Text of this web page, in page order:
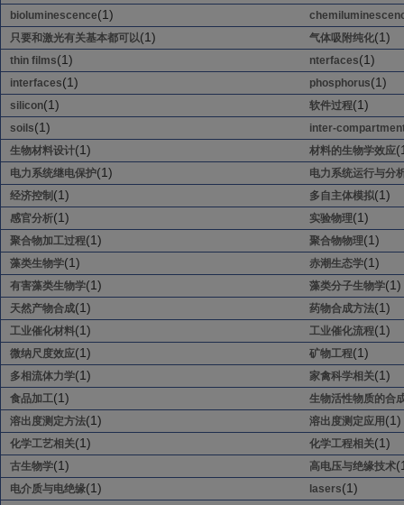
bioluminescence(1)
只要和激光有关基本都可以(1) 气体吸附纯化(1)
thin films(1) nterfaces(1)
interfaces(1) phosphorus(1)
silicon(1) 软件过程(1)
soils(1)
inter-
生物材料设计(1) 材料的生物学效应
电力系统继电保护(1)
电力系统运行与分
经济控制 (1) 多自主体模拟(1)
感官分析(1) 实验物理(1)
聚合物加工过程(1) 聚合物物理(1)
藻类生物学(1) 赤潮生态学(1)
有害藻类生物学(1) 藻类分子生物学(1)
天然产物合成(1) 药物合成方法(1)
工业催化材料(1) 工业催化流程(1)
微纳尺度效应(1) 矿物工程(1)
多相流体力学(1) 家禽科学相关(1)
食品加工(1)
生物活性物质的合
溶出度测定方法(1) 溶出度测定应用 (1)
化学工艺相关(1) 化学工程相关(1)
古生物学(1) 高电压与绝缘技术
电介质与电绝缘(1) lasers(1)